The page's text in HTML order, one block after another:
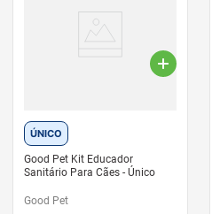
ÚNICO
Good Pet Kit Educador
Sanitário Para Cães - Único
Good Pet